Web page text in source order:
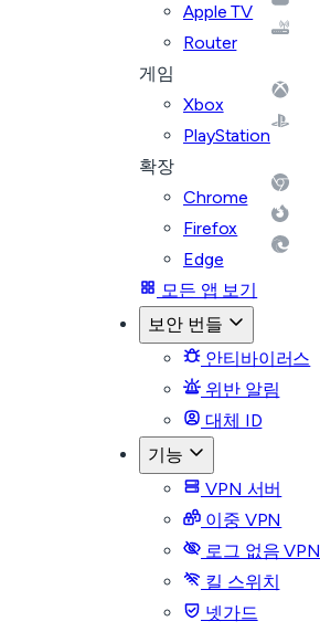
Apple TV
Router
게임
Xbox
PlayStation
확장
Chrome
Firefox
Edge
모든 앱 보기
보안 번들
안티바이러스
위반 알림
대체 ID
기능
VPN 서버
이중 VPN
로그 없음 VPN
킬 스위치
넷가드